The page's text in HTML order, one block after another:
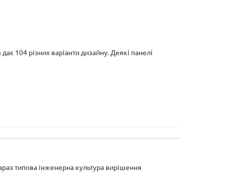
104 різних варіанти дизайну. Деякі панелі
типова інженерна культура вирішення